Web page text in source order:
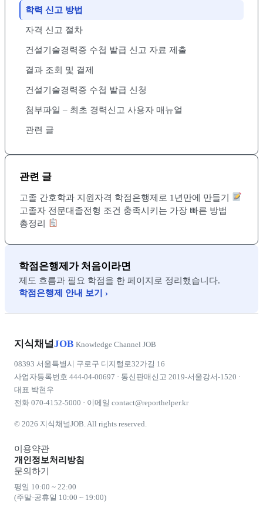
학력 신고 방법
자격 신고 절차
건설기술경력증 수첩 발급 신고 자료 제출
결과 조회 및 결제
건설기술경력증 수첩 발급 신청
첨부파일 – 최초 경력신고 사용자 매뉴얼
관련 글
관련 글
고졸 간호학과 지원자격 학점은행제로 1년만에 만들기
고졸자 전문대졸전형 조건 충족시키는 가장 빠른 방법
총정리
학점은행제가 처음이라면
제도 흐름과 필요 학점을 한 페이지로 정리했습니다.
학점은행제 안내 보기 ›
지식채널 JOB Knowledge Channel JOB
08393 서울특별시 구로구 디지털로32가길 16
사업자등록번호 444-04-00697 · 통신판매신고 2019-서울강서-1520 ·
대표 박현우
전화 070-4152-5000 · 이메일 contact@reporthelper.kr
© 2026 지식채널JOB. All rights reserved.
이용약관
개인정보처리방침
문의하기
평일 10:00 ~ 22:00
(주말·공휴일 10:00 ~ 19:00)